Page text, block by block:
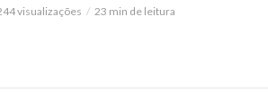
visualizações 23 min de leitura